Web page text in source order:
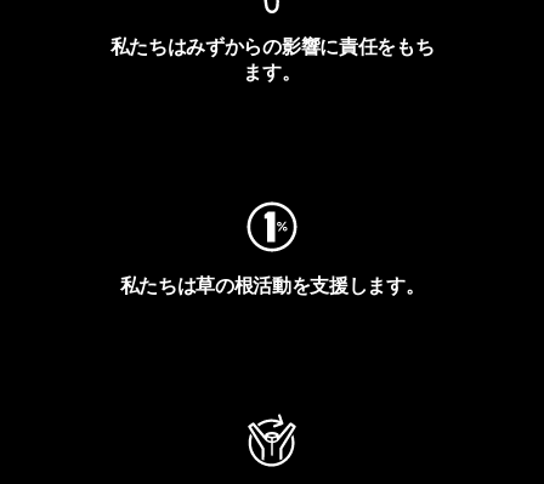
私たちはみずからの影響に責任をもち
ます。
私たちは草の根活動を支援します。